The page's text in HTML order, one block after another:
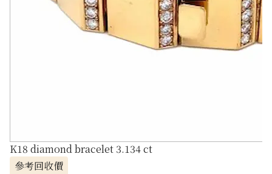
K18 diamond bracelet 3.134 ct
參考回收價